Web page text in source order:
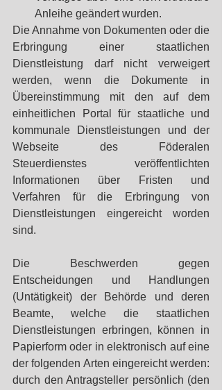
Anleihe geändert wurden.
Die Annahme von Dokumenten oder die
Erbringung einer staatlichen
Dienstleistung darf nicht verweigert
werden, wenn die Dokumente in
Übereinstimmung mit den auf dem
einheitlichen Portal für staatliche und
kommunale Dienstleistungen und der
Webseite des Föderalen
Steuerdienstes veröffentlichten
Informationen über Fristen und
Verfahren für die Erbringung von
Dienstleistungen eingereicht worden
sind.
Die Beschwerden gegen
Entscheidungen und Handlungen
(Untätigkeit) der Behörde und deren
Beamte, welche die staatlichen
Dienstleistungen erbringen, können in
Papierform oder in elektronisch auf eine
der folgenden Arten eingereicht werden:
durch den Antragsteller persönlich (den